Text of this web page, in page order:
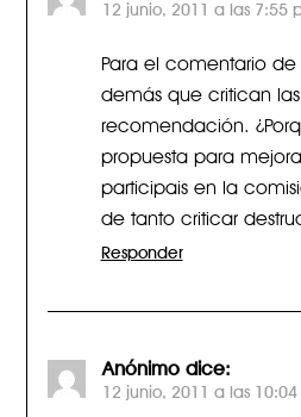
12 junio, 2011 a las 7:55
Para el comentario de
demás que critican las
recomendación.
propuesta para
participais en la
de tanto criticar
Responder
Anónimo dice:
12 junio, 2011 a las 10:04